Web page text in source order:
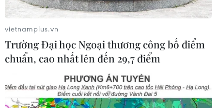
vietnamplus.vn
Trường Đại học Ngoại thương công bố điểm
chuẩn, cao nhất lên đến 29,7 điểm